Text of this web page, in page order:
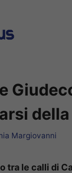
Margiovanni
tra le calli di